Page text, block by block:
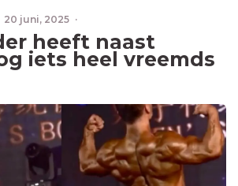
20 juni, 2025 ·
heeft naast
iets heel vreemds